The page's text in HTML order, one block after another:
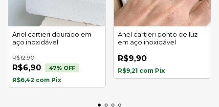
Anel cartieri dourado em
aço inoxidável
R$6,90
R$12,90
47% OFF
R$6,42 com Pix
Anel cartieri ponto de luz
em aço inoxidável
R$9,90
R$9,21 com Pix